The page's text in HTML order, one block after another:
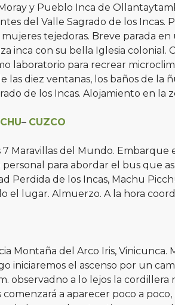
y Pueblo Inca de
del Valle Sagrado de los
tejedoras. Breve parada
inca con su bella Iglesia
laboratorio para recrear
diez ventanas, los baños de
de los Incas. Alojamiento en la
– CUZCO
Maravillas del Mundo.
para abordar el bus que
Perdida de los Incas, Machu
el lugar. Almuerzo. A la hora
Montaña del Arco Iris,
iniciaremos el ascenso por un
observadno a lo lejos la
a aparecer poco a